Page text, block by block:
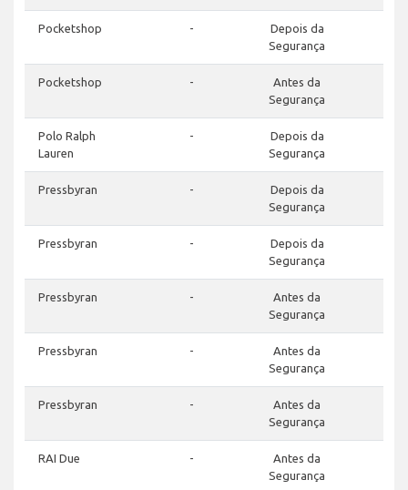
Pocketshop -
Depois da
Segurança
Pocketshop -
Antes da
Segurança
Polo Ralph
Lauren
-
Depois da
Segurança
Pressbyran -
Depois da
Segurança
Pressbyran -
Depois da
Segurança
Pressbyran -
Antes da
Segurança
Pressbyran -
Antes da
Segurança
Pressbyran -
Antes da
Segurança
RAI Due -
Antes da
Segurança